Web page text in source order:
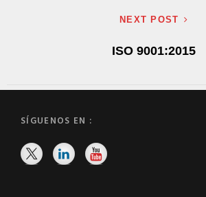
NEXT POST
ISO 9001:2015
SÍGUENOS EN :